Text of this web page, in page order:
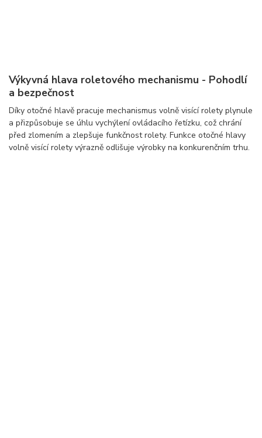
Výkyvná hlava roletového mechanismu - Pohodlí
a bezpečnost
Díky otočné hlavě pracuje mechanismus volně visící rolety plynule
a přizpůsobuje se úhlu vychýlení ovládacího řetízku, což chrání
před zlomením a zlepšuje funkčnost rolety. Funkce otočné hlavy
volně visící rolety výrazně odlišuje výrobky na konkurenčním trhu.